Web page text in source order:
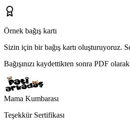
Örnek bağış kartı
Sizin için bir bağış kartı oluşturuyoruz.
Bağışınızı kaydettikten sonra PDF
Mama Kumbarası
Teşekkür Sertifikası